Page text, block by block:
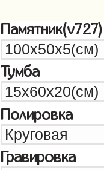
Памятник(v727)
Тумба
Полировка
Гравировка